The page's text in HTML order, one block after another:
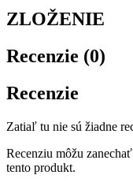
ZLOŽENIE
Recenzie (0)
Recenzie
Zatiaľ tu nie sú žiadne
Recenziu môžu
tento produkt.